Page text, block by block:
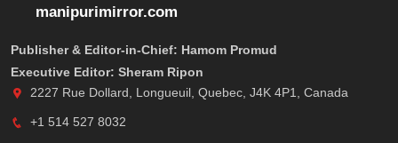
manipurimirror.com
Publisher & Editor-in-Chief: Hamom Promud
Executive Editor: Sheram Ripon
2227 Rue Dollard, Longueuil, Quebec, J4K 4P1, Canada
+1 514 527 8032